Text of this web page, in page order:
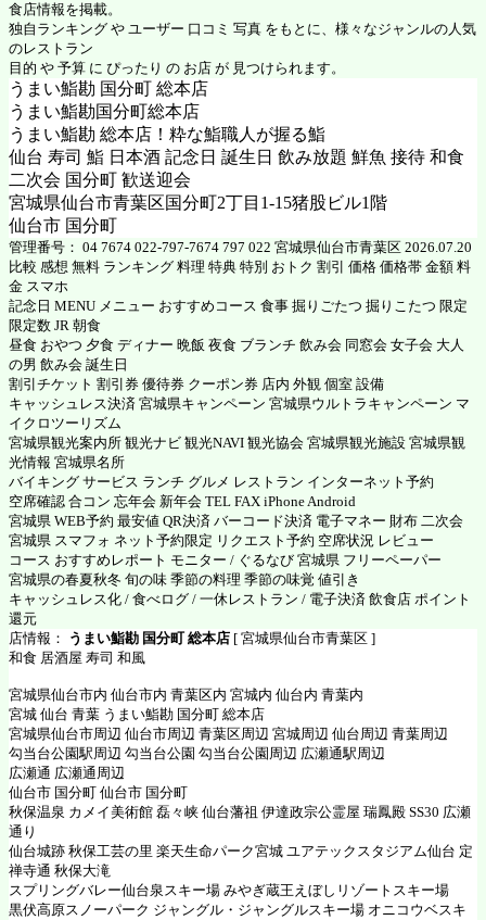
食店情報を掲載。
独自ランキング や ユーザー 口コミ 写真 をもとに、様々なジャンルの人気
のレストラン
目的 や 予算 に ぴったり の お店 が 見つけられます。
うまい鮨勘 国分町 総本店
うまい鮨勘国分町総本店
うまい鮨勘 総本店！粋な鮨職人が握る鮨
仙台 寿司 鮨 日本酒 記念日 誕生日 飲み放題 鮮魚 接待 和食
二次会 国分町 歓送迎会
宮城県仙台市青葉区国分町2丁目1-15猪股ビル1階
仙台市 国分町
管理番号： 04 7674 022-797-7674 797 022 宮城県仙台市青葉区 2026.07.20
比較 感想 無料 ランキング 料理 特典 特別 おトク 割引 価格 価格帯 金額 料
金 スマホ
記念日 MENU メニュー おすすめコース 食事 掘りごたつ 掘りこたつ 限定
限定数 JR 朝食
昼食 おやつ 夕食 ディナー 晩飯 夜食 ブランチ 飲み会 同窓会 女子会 大人
の男 飲み会 誕生日
割引チケット 割引券 優待券 クーポン券 店内 外観 個室 設備
キャッシュレス決済 宮城県キャンペーン 宮城県ウルトラキャンペーン マ
イクロツーリズム
宮城県観光案内所 観光ナビ 観光NAVI 観光協会 宮城県観光施設 宮城県観
光情報 宮城県名所
バイキング サービス ランチ グルメ レストラン インターネット予約
空席確認 合コン 忘年会 新年会 TEL FAX iPhone Android
宮城県 WEB予約 最安値 QR決済 バーコード決済 電子マネー 財布 二次会
宮城県 スマフォ ネット予約限定 リクエスト予約 空席状況 レビュー
コース おすすめレポート モニター / ぐるなび 宮城県 フリーペーパー
宮城県の春夏秋冬 旬の味 季節の料理 季節の味覚 値引き
キャッシュレス化 / 食べログ / 一休レストラン / 電子決済 飲食店 ポイント
還元
店情報：
うまい鮨勘 国分町 総本店 [ 宮城県仙台市青葉区 ]
和食 居酒屋 寿司 和風
宮城県仙台市内 仙台市内 青葉区内 宮城内 仙台内 青葉内
宮城 仙台 青葉 うまい鮨勘 国分町 総本店
宮城県仙台市周辺 仙台市周辺 青葉区周辺 宮城周辺 仙台周辺 青葉周辺
勾当台公園駅周辺 勾当台公園 勾当台公園周辺 広瀬通駅周辺
広瀬通 広瀬通周辺
仙台市 国分町 仙台市 国分町
秋保温泉 カメイ美術館 磊々峡 仙台藩祖 伊達政宗公霊屋 瑞鳳殿 SS30 広瀬
通り
仙台城跡 秋保工芸の里 楽天生命パーク宮城 ユアテックスタジアム仙台 定
禅寺通 秋保大滝
スプリングバレー仙台泉スキー場 みやぎ蔵王えぼしリゾートスキー場
黒伏高原スノーパーク ジャングル・ジャングルスキー場 オニコウベスキ